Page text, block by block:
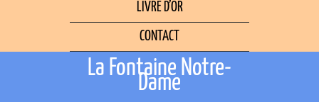
LIVRE D’OR
CONTACT
La Fontaine Notre-
Dame